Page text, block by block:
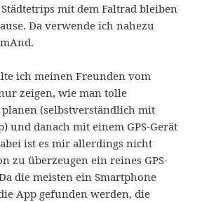
mit dem Faltrad bleiben
Da verwende ich nahezu
ich meinen Freunden vom
zeigen, wie man tolle
(selbstverständlich mit
und danach mit einem GPS-Gerät
ist es mir allerdings nicht
zu überzeugen ein reines GPS-
die meisten ein Smartphone
App gefunden werden, die